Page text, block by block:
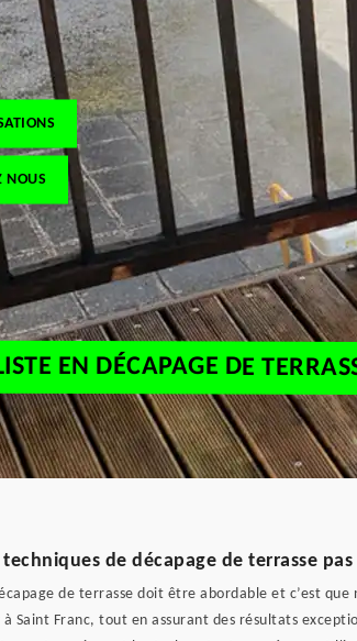
NOUS
EN DÉCAPAGE DE
techniques de décapage de terrasse
de terrasse doit être abordable et c’est
à Saint Franc, tout en assurant des résultats